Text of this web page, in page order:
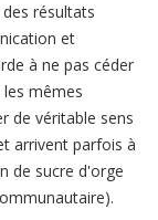
résultats
et
à ne pas céder
mêmes
de véritable sens
arrivent parfois à
de sucre d'orge